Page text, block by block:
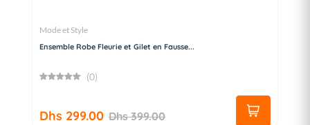
Mode et Style
Ensemble Robe Fleurie et Gilet en Fausse...
(0)
Dhs 299.00 Dhs 399.00